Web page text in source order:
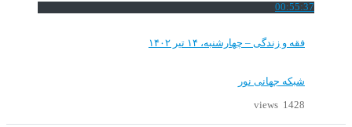
00:55:37
فقه و زندگی – چهارشنبه، ۱۴ تیر ۱۴۰۲
شبکه جهانی نور
1428 views